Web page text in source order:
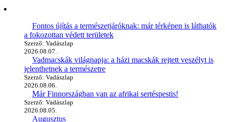
Fontos újítás a természetjáróknak: már térképen is láthatók
a fokozottan védett területek
Szerző: Vadászlap
2026.08.07.
Vadmacskák világnapja: a házi macskák rejtett veszélyt is
jelenthetnek a természetre
Szerző: Vadászlap
2026.08.06.
Már Finnországban van az afrikai sertéspestis!
Szerző: Vadászlap
2026.08.05.
Augusztus